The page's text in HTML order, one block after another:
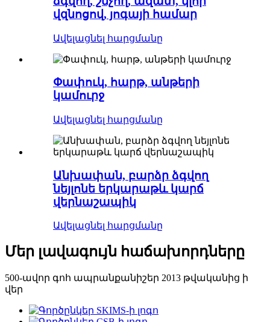
վզնոցով, յոգայի համար
Ավելացնել հարցմանը
Փափուկ, հարթ, անթերի
կամուրջ
Ավելացնել հարցմանը
Անխափան, բարձր ձգվող
նեյլոնե երկարաթև կարճ
վերնաշապիկ
Ավելացնել հարցմանը
Մեր լավագույն հաճախորդները
500-ավոր գոհ ապրանքանիշեր 2013 թվականից ի
վեր